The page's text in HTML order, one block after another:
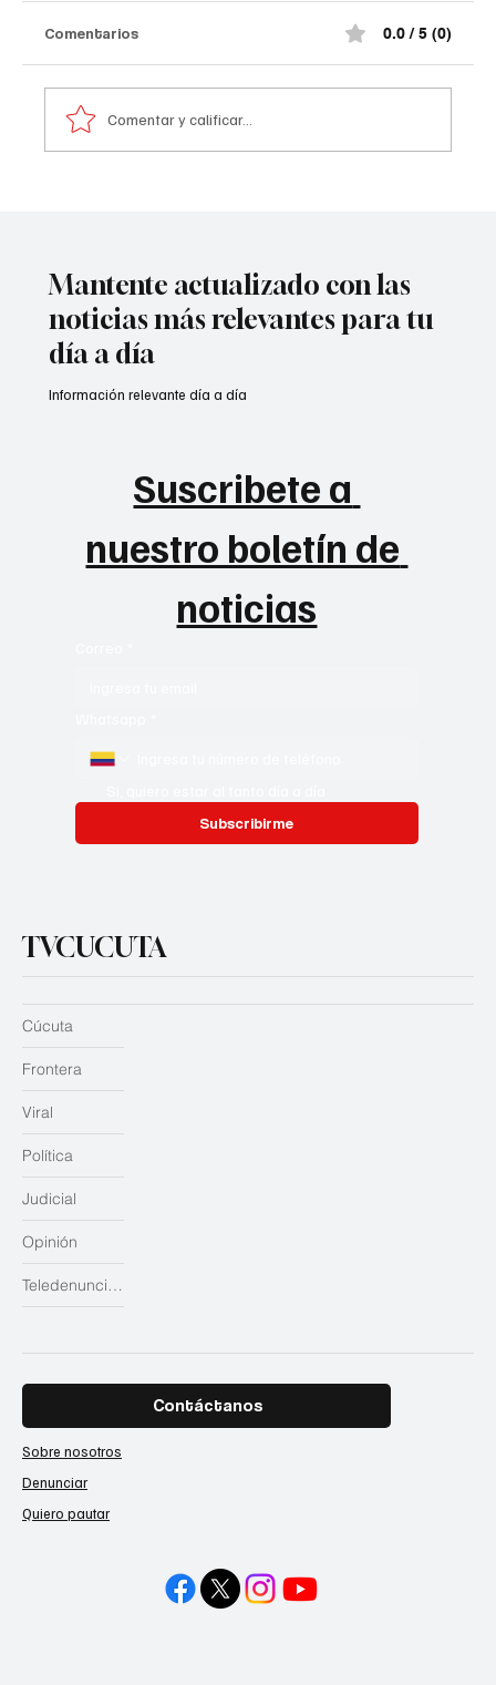
Comentarios 0.0 / 5 (0)
Comentar y calificar...
Mantente actualizado con las
noticias más relevantes para tu
día a día
Suscribete a
nuestro boletín de
noticias
Subscribirme
Información relevante día a día
TVCUCUTA
Judicial
Opinión
Teledenuncias
Cúcuta
Frontera
Viral
Política
Contáctanos
Sobre nosotros
Denunciar
Quiero pautar